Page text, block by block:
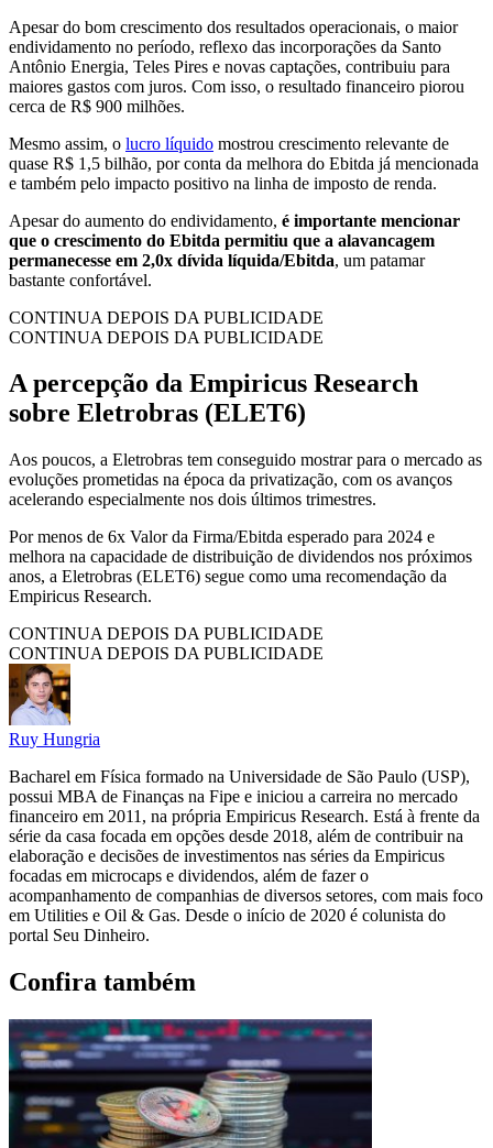
Apesar do bom crescimento dos resultados operacionais, o maior
endividamento no período, reflexo das incorporações da Santo
Antônio Energia, Teles Pires e novas captações, contribuiu para
maiores gastos com juros. Com isso, o resultado financeiro piorou
cerca de R$ 900 milhões.
Mesmo assim, o lucro líquido mostrou crescimento relevante de
quase R$ 1,5 bilhão, por conta da melhora do Ebitda já mencionada
e também pelo impacto positivo na linha de imposto de renda.
Apesar do aumento do endividamento, é importante mencionar
que o crescimento do Ebitda permitiu que a alavancagem
permanecesse em 2,0x dívida líquida/Ebitda, um patamar
bastante confortável.
CONTINUA DEPOIS DA PUBLICIDADE
CONTINUA DEPOIS DA PUBLICIDADE
A percepção da Empiricus Research
sobre Eletrobras (ELET6)
Aos poucos, a Eletrobras tem conseguido mostrar para o mercado as
evoluções prometidas na época da privatização, com os avanços
acelerando especialmente nos dois últimos trimestres.
Por menos de 6x Valor da Firma/Ebitda esperado para 2024 e
melhora na capacidade de distribuição de dividendos nos próximos
anos, a Eletrobras (ELET6) segue como uma recomendação da
Empiricus Research.
CONTINUA DEPOIS DA PUBLICIDADE
CONTINUA DEPOIS DA PUBLICIDADE
Ruy Hungria
Bacharel em Física formado na Universidade de São Paulo (USP),
possui MBA de Finanças na Fipe e iniciou a carreira no mercado
financeiro em 2011, na própria Empiricus Research. Está à frente da
série da casa focada em opções desde 2018, além de contribuir na
elaboração e decisões de investimentos nas séries da Empiricus
focadas em microcaps e dividendos, além de fazer o
acompanhamento de companhias de diversos setores, com mais foco
em Utilities e Oil & Gas. Desde o início de 2020 é colunista do
portal Seu Dinheiro.
Confira também